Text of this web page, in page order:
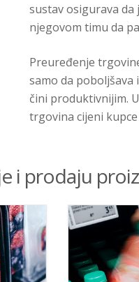
sustav osigurava
njegovom timu da
Preuređenje
samo da
čini produktivnijim.
trgovina cijeni
i prodaju